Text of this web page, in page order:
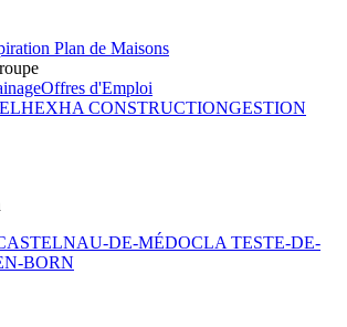
Plan de Maisons
Offres d'Emploi
HEXHA CONSTRUCTIONGESTION
DE-MÉDOCLA TESTE-DE-
BORN